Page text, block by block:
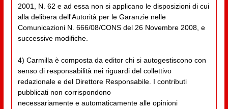
2001, N. 62 e ad essa non si applicano le disposizioni di cui
alla delibera dell'Autorità per le Garanzie nelle
Comunicazioni N. 666/08/CONS del 26 Novembre 2008, e
successive modifiche.
4) Carmilla è composta da editor chi si autogestiscono con
senso di responsabilità nei riguardi del collettivo
redazionale e del Direttore Responsabile. I contributi
pubblicati non corrispondono
necessariamente e automaticamente alle opinioni